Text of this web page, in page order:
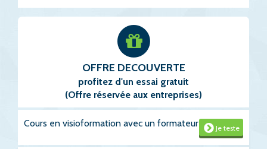
OFFRE DECOUVERTE
profitez d'un essai gratuit
(Offre réservée aux entreprises)
Je teste
Cours en visioformation avec un formateur